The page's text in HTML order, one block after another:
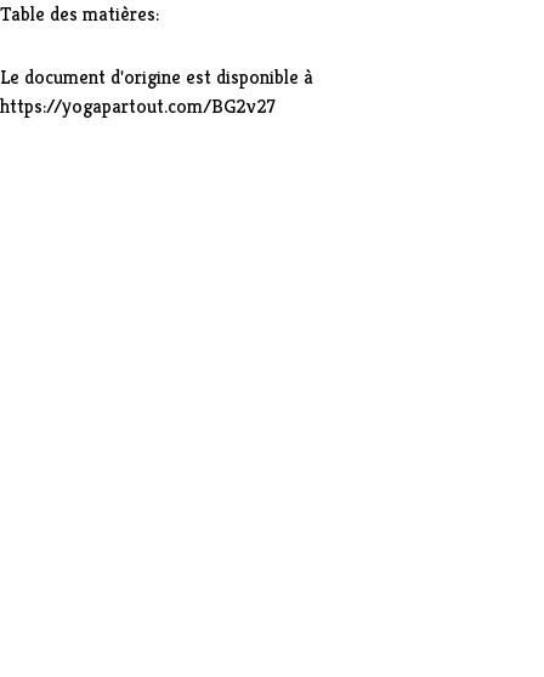
Table des matières:
Le document d'origine est disponible à
https://yogapartout.com/BG2v27